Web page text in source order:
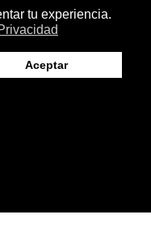
|Piel Mixta